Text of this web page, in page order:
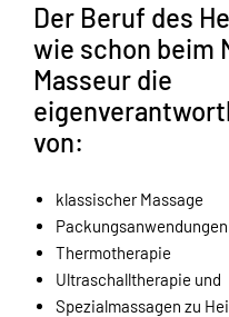
Der Beruf des
wie schon beim
Masseur die
von:
klassischer Massage
Packungsanwendungen
Thermotherapie
Ultraschalltherapie und
Spezialmassagen zu